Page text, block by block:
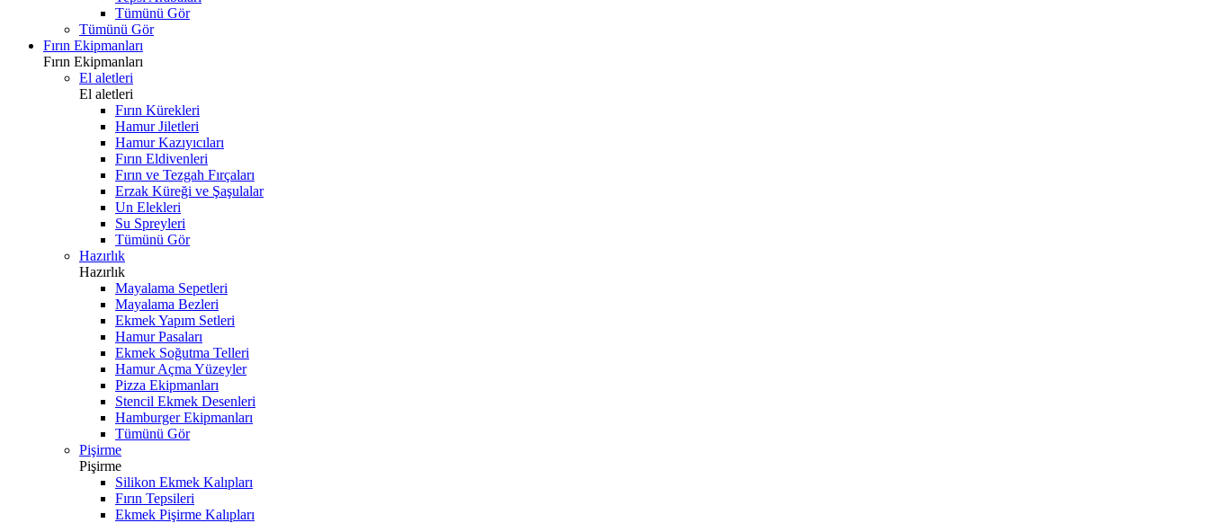
Tümünü Gör
Tümünü Gör
Fırın Ekipmanları
Fırın Ekipmanları
El aletleri
El aletleri
Fırın Kürekleri
Hamur Jiletleri
Hamur Kazıyıcıları
Fırın Eldivenleri
Fırın ve Tezgah Fırçaları
Erzak Küreği ve Şaşulalar
Un Elekleri
Su Spreyleri
Tümünü Gör
Hazırlık
Hazırlık
Mayalama Sepetleri
Mayalama Bezleri
Ekmek Yapım Setleri
Hamur Pasaları
Ekmek Soğutma Telleri
Hamur Açma Yüzeyler
Pizza Ekipmanları
Stencil Ekmek Desenleri
Hamburger Ekipmanları
Tümünü Gör
Pişirme
Pişirme
Silikon Ekmek Kalıpları
Fırın Tepsileri
Ekmek Pişirme Kalıpları